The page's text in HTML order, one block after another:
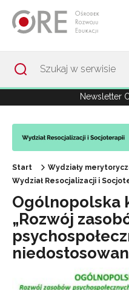
Newsletter
Start
Wydziały
Wydział Resocjalizacji i
Ogólnopolska
„Rozwój